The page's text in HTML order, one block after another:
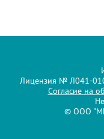
Лицензия № Л041-
Согласие на
© ООО